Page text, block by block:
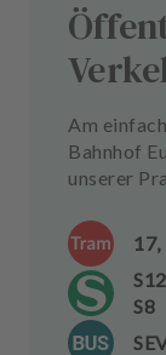
Am
Bahnhof
unserer
17,
S8